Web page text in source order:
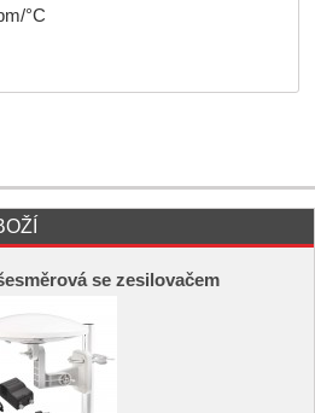
°C
se zesilovačem